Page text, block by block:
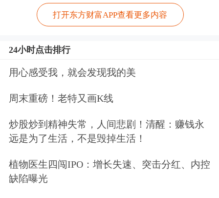
国产软件凭借在技术、政策、市场与生
速中国软件国产化进程。
域的国产化率依然有显著差异，比如经
营管理类工业软件（ERP等）国产化率
已达到70%，生产制造类工业软件的国
产化率约为50%，而研发设计类工业软
件（EDA）的国产化率仅约10%。
打开东方财富APP查看更多内容
24小时点击排行
用心感受我，就会发现我的美
周末重磅！老特又画K线
炒股炒到精神失常，人间悲剧！清醒：赚钱永
远是为了生活，不是毁掉生活！
植物医生四闯IPO：增长失速、突击分红、内控
缺陷曝光